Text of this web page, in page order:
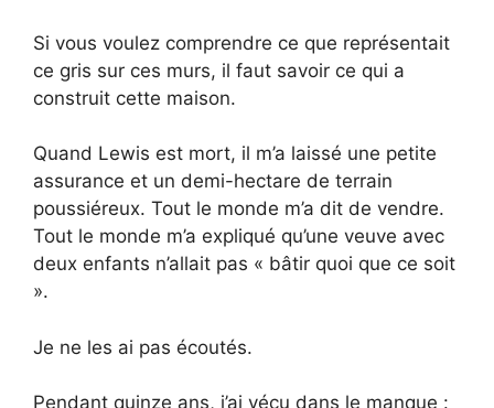
Si vous voulez comprendre ce que représentait
ce gris sur ces murs, il faut savoir ce qui a
construit cette maison.
Quand Lewis est mort, il m’a laissé une petite
assurance et un demi-hectare de terrain
poussiéreux. Tout le monde m’a dit de vendre.
Tout le monde m’a expliqué qu’une veuve avec
deux enfants n’allait pas « bâtir quoi que ce soit
».
Je ne les ai pas écoutés.
Pendant quinze ans, j’ai vécu dans le manque :